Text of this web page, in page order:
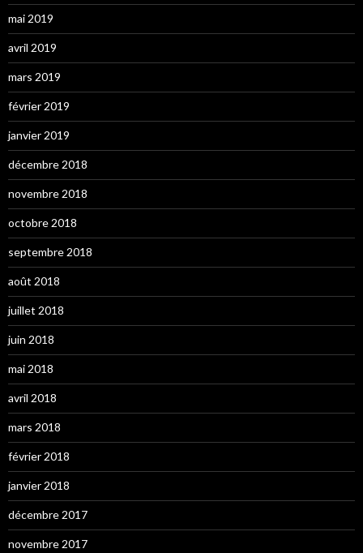
mai 2019
avril 2019
mars 2019
février 2019
janvier 2019
décembre 2018
novembre 2018
octobre 2018
septembre 2018
août 2018
juillet 2018
juin 2018
mai 2018
avril 2018
mars 2018
février 2018
janvier 2018
décembre 2017
novembre 2017